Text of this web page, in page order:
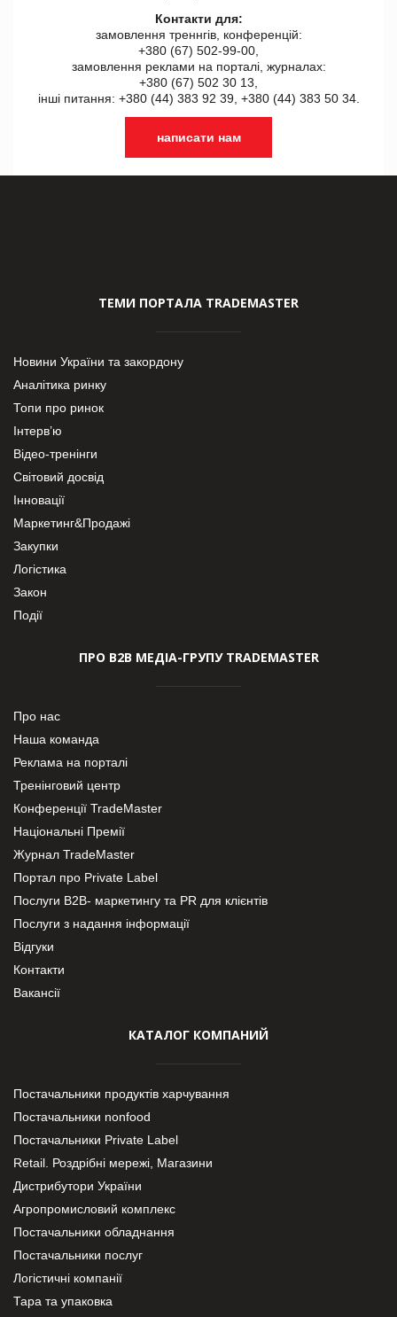
Контакти для:
замовлення треннгів, конференцій:
+380 (67) 502-99-00,
замовлення реклами на порталі, журналах:
+380 (67) 502 30 13,
інші питання: +380 (44) 383 92 39, +380 (44) 383 50 34.
написати нам
ТЕМИ ПОРТАЛА TRADEMASTER
Новини України та закордону
Аналітика ринку
Топи про ринок
Інтерв’ю
Відео-тренінги
Світовий досвід
Інновації
Маркетинг&Продажі
Закупки
Логістика
Закон
Події
ПРО В2В МЕДІА-ГРУПУ TRADEMASTER
Про нас
Наша команда
Реклама на порталі
Тренінговий центр
Конференції TradeMaster
Національні Премії
Журнал TradeMaster
Портал про Private Label
Послуги В2В- маркетингу та PR для клієнтів
Послуги з надання інформації
Відгуки
Контакти
Вакансії
КАТАЛОГ КОМПАНИЙ
Постачальники продуктів харчування
Постачальники nonfood
Постачальники Private Label
Retail. Роздрібні мережі, Магазини
Дистрибутори України
Агропромисловий комплекс
Постачальники обладнання
Постачальники послуг
Логістичні компанії
Тара та упаковка